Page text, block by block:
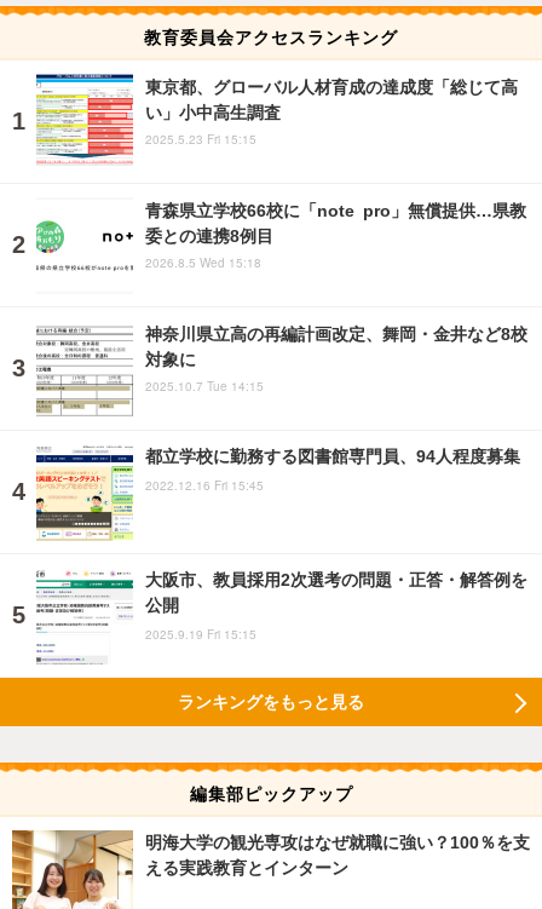
教育委員会アクセスランキング
東京都、グローバル人材育成の達成度「総じて高
い」小中高生調査
2025.5.23 Fri 15:15
青森県立学校66校に「note pro」無償提供…県教
委との連携8例目
2026.8.5 Wed 15:18
神奈川県立高の再編計画改定、舞岡・金井など8校
対象に
2025.10.7 Tue 14:15
都立学校に勤務する図書館専門員、94人程度募集
2022.12.16 Fri 15:45
大阪市、教員採用2次選考の問題・正答・解答例を
公開
2025.9.19 Fri 15:15
ランキングをもっと見る
編集部ピックアップ
明海大学の観光専攻はなぜ就職に強い？100％を支
える実践教育とインターン